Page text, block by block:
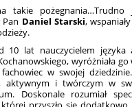
takie
Daniel Starski,
10 lat nauczycielem języka
wyróżniała
w swojej dziedzinie.
aktywnym i twórczym w
Doskonale rozumiał